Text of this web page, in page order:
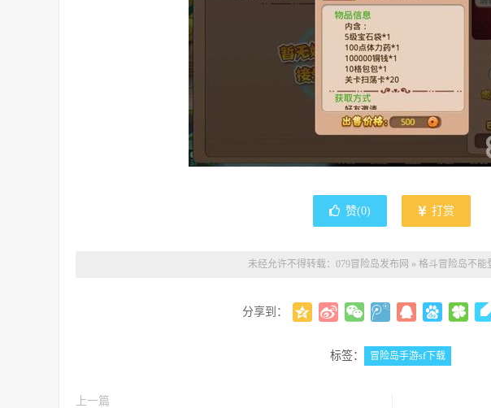
赞(0) 打赏
未经允许不得转载： 079冒险岛发布网 » 格斗冒险岛不能
分享到：
标签： 冒险岛手游sf下载
上一篇